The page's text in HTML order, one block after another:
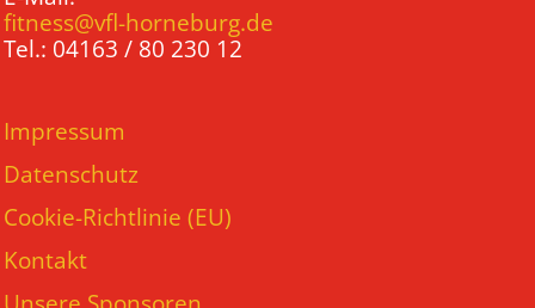
fitness@vfl-horneburg.de
Tel.: 04163 / 80 230 12
Impressum
Datenschutz
Cookie-Richtlinie (EU)
Kontakt